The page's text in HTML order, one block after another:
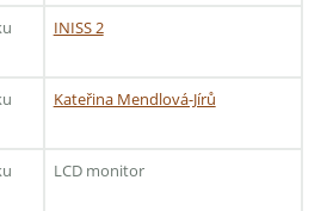
INISS 2
Kateřina Mendlová-Jírů
LCD monitor